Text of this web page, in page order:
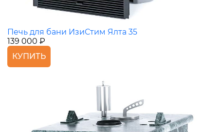
Печь для бани ИзиСтим Ялта 35
139 000 ₽
КУПИТЬ